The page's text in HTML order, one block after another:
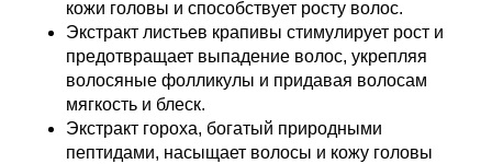
кожи головы и способствует росту волос.
Экстракт листьев крапивы стимулирует рост и
предотвращает выпадение волос, укрепляя
волосяные фолликулы и придавая волосам
мягкость и блеск.
Экстракт гороха, богатый природными
пептидами, насыщает волосы и кожу головы